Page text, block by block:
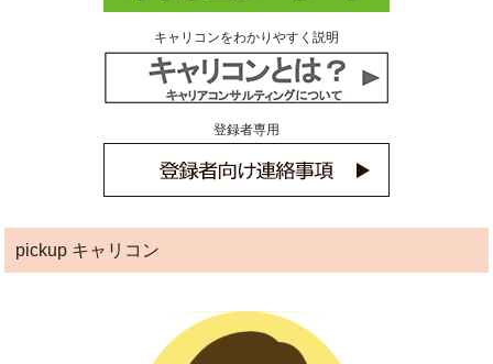
キャリコンをわかりやすく説明
登録者専用
pickup キャリコン